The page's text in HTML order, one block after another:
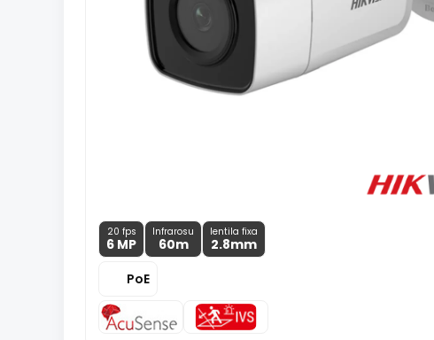
20 fps
6 MP
Infrarosu
60m
lentila fixa
2.8mm
PoE